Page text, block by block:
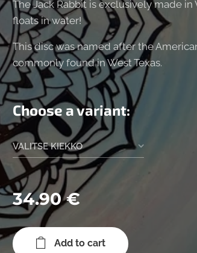
The Jack Rabbit is exclusively made
floats in water!
This disc was named after the
commonly found in West Texas.
Choose a variant:
VALITSE KIEKKO
34.90€
Add to cart